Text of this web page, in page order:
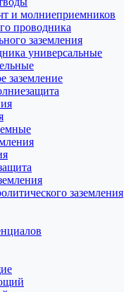
и молниеприемников
проводника
заземления
универсальные
заземление
заземления